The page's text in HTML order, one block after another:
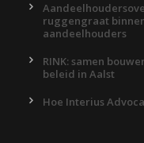
ruggengraat
aandeelhouders
RINK: samen
beleid in Aalst
Hoe Interius